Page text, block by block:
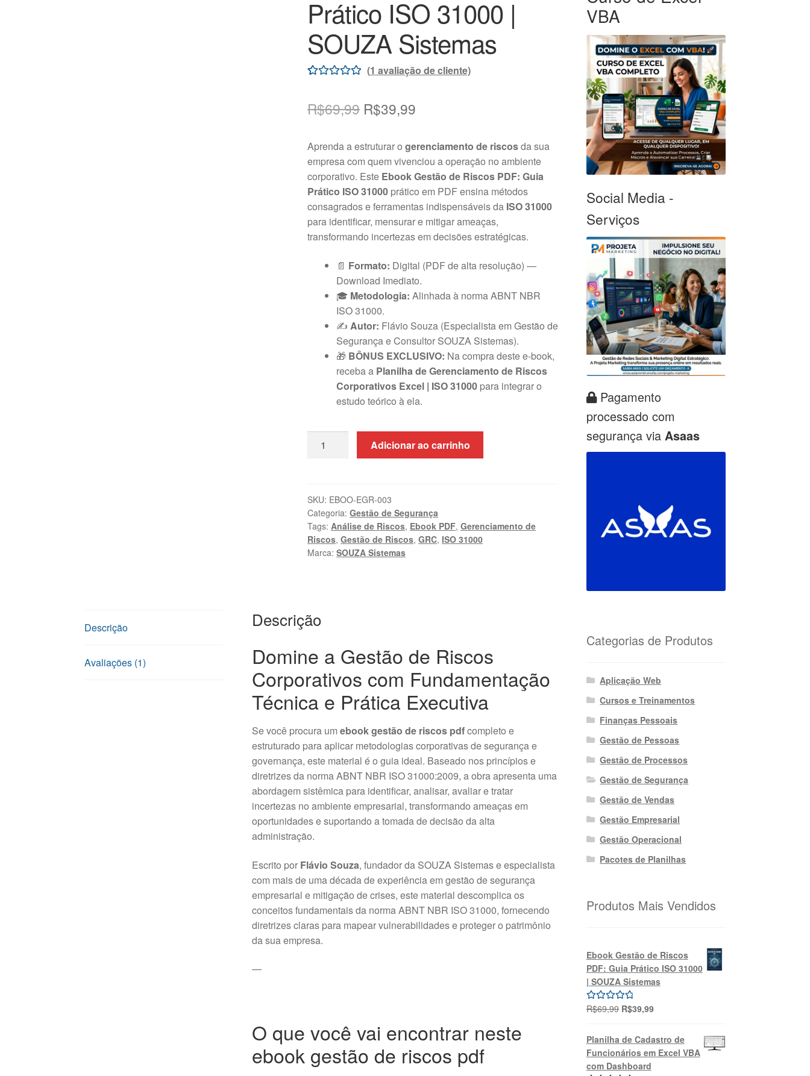
Prático ISO 31000 |
SOUZA Sistemas
5, com
avaliação de
cliente
(1 avaliação de cliente)
R$69,99 O
original
era:
R$69,99.
R$39,99
atual
é:
R$39,99.
Aprenda a estruturar ogerenciamento de riscosda sua
empresa com quem vivenciou a operação no ambiente
corporativo. Este Ebook Gestão de Riscos PDF: Guia
Prático ISO 31000 prático em PDF ensina métodos
consagrados e ferramentas indispensáveis da ISO 31000
para identificar, mensurar e mitigar ameaças,
transformando incertezas em decisões estratégicas.
📄 Formato: Digital (PDF de alta resolução) —
Download Imediato.
🎓 Metodologia: Alinhada à norma ABNT NBR
ISO 31000.
✍️Autor: Flávio Souza (Especialista em Gestão de
Segurança e Consultor SOUZA Sistemas).
🎁 BÔNUS EXCLUSIVO: Na compra deste e-book,
receba a Planilha de Gerenciamento de Riscos
Corporativos Excel | ISO 31000 para integrar o
estudo teórico à ela.
Gestão
PDF:
Guia
Prático
ISO
31000
quantidade
Adicionar ao carrinho
SKU: EBOO-EGR-003
Categoria:Gestão de Segurança
Tags:Análise de Riscos, Ebook PDF,Gerenciamento de
Riscos,Gestão de Riscos,GRC, ISO 31000
Marca:SOUZA Sistemas
Descrição
Avaliações (1)
Descrição
Domine a Gestão de Riscos
Corporativos com Fundamentação
Técnica e Prática Executiva
Se você procura um ebook gestão de riscos pdfcompleto e
estruturado para aplicar metodologias corporativas de segurança e
governança, este material é o guia ideal. Baseado nos princípios e
diretrizes da norma ABNT NBR ISO 31000:2009, a obra apresenta uma
abordagem sistêmica para identificar, analisar, avaliar e tratar
incertezas no ambiente empresarial, transformando ameaças em
oportunidades e suportando a tomada de decisão da alta
administração.
Escrito por Flávio Souza, fundador da SOUZA Sistemas e especialista
com mais de uma década de experiência em gestão de segurança
empresarial e mitigação de crises, este material descomplica os
conceitos fundamentais da norma ABNT NBR ISO 31000, fornecendo
diretrizes claras para mapear vulnerabilidades e proteger o patrimônio
da sua empresa.
—
O que você vai encontrar neste
ebook gestão de riscos pdf
VBA
Social Media -
Serviços
Pagamento
processado com
segurança via Asaas
Categorias de Produtos
Aplicação Web
Cursos e Treinamentos
Finanças Pessoais
Gestão de Pessoas
Gestão de Processos
Gestão de Segurança
Gestão de Vendas
Gestão Empresarial
Gestão Operacional
Pacotes de Planilhas
Produtos Mais Vendidos
Ebook Gestão de Riscos
PDF: Guia Prático ISO 31000
| SOUZA Sistemas
Avaliação
R$69,99 O
original
era:
R$69,99.
R$39,99O
é:
R$39,99.
Planilha de Cadastro de
Funcionários em Excel VBA
com Dashboard